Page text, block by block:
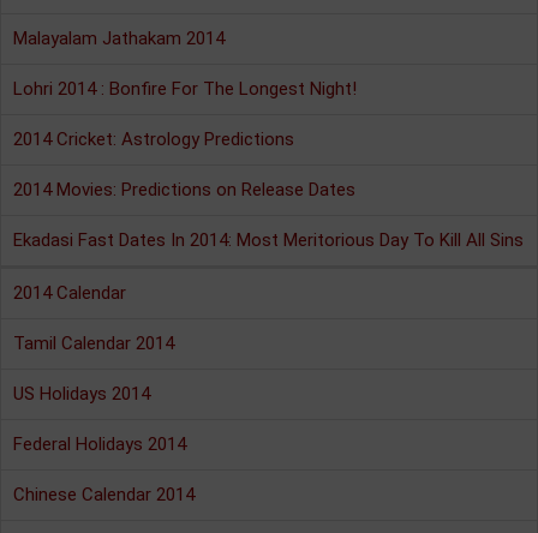
Malayalam Jathakam 2014
Lohri 2014 : Bonfire For The Longest Night!
2014 Cricket: Astrology Predictions
2014 Movies: Predictions on Release Dates
Ekadasi Fast Dates In 2014: Most Meritorious Day To Kill All Sins
2014 Calendar
Tamil Calendar 2014
US Holidays 2014
Federal Holidays 2014
Chinese Calendar 2014